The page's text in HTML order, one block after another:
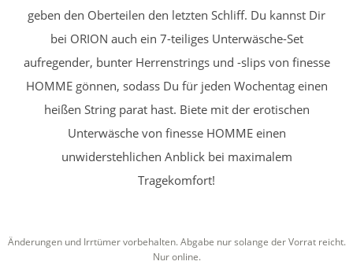
geben den Oberteilen den letzten Schliff. Du kannst Dir
bei ORION auch ein 7-teiliges Unterwäsche-Set
aufregender, bunter Herrenstrings und -slips von finesse
HOMME gönnen, sodass Du für jeden Wochentag einen
heißen String parat hast. Biete mit der erotischen
Unterwäsche von finesse HOMME einen
unwiderstehlichen Anblick bei maximalem
Tragekomfort!
Änderungen und Irrtümer vorbehalten. Abgabe nur solange der Vorrat reicht.
Nur online.